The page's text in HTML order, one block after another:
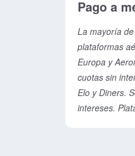
es tu primer
aclimatación
Pago a
La mayoría
plataformas
Europa y
cuotas sin
Elo y Diners.
intereses.